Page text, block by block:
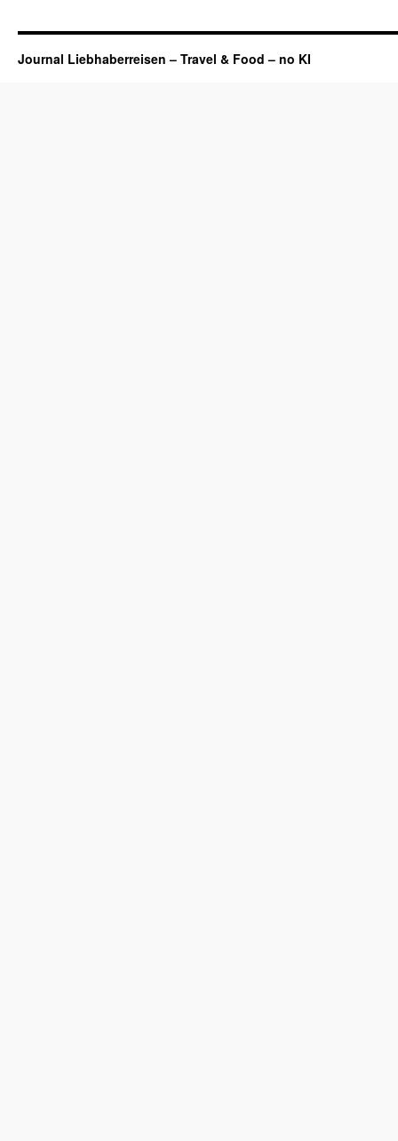
Journal Liebhaberreisen – Travel & Food – no KI